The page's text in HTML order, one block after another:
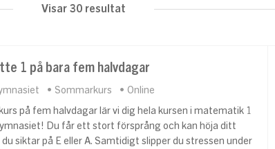
Visar 30 resultat
1 på bara fem halvdagar
Sommarkurs
Online
på fem halvdagar lär vi dig hela kursen i matematik 1
Du får ett stort försprång och kan höja ditt
siktar på E eller A. Samtidigt slipper du stressen under